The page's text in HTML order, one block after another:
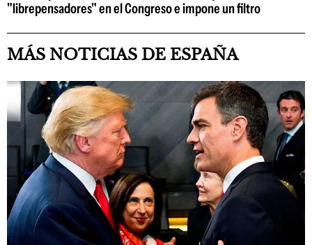
"librepensadores" en el Congreso e impone un filtro
MÁS NOTICIAS DE ESPAÑA